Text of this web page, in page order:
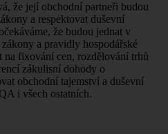
že její obchodní partneři budou
a respektovat duševní
že budou jednat v
a pravidly hospodářské
na fixování cen, rozdělování trhů
zákulisní dohody o
obchodní tajemství a duševní
i všech ostatních.